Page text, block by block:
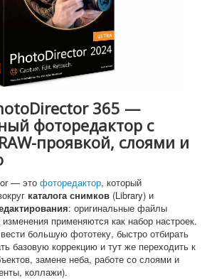
365 —
фоторедактор с
проявкой, слоями и
— это фоторедактор, который
каталога снимков (Library) и
: оригинальные файлы
применяются как набор настроек.
большую фототеку, быстро отбирать
базовую коррекцию и тут же переходить к
замене неба, работе со слоями и
коллажи).